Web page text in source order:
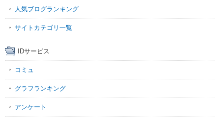
人気ブログランキング
サイトカテゴリ一覧
IDサービス
コミュ
グラフランキング
アンケート